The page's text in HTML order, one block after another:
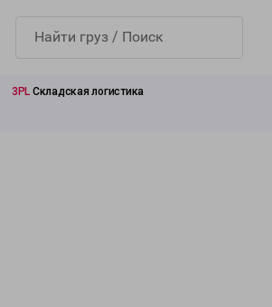
3PL Складская логистика